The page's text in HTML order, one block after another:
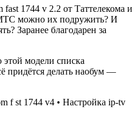
1744 v 2.2 от Таттелекома и
можно их подружить? И
Заранее благодарен за
модели списка
придётся делать наобум —